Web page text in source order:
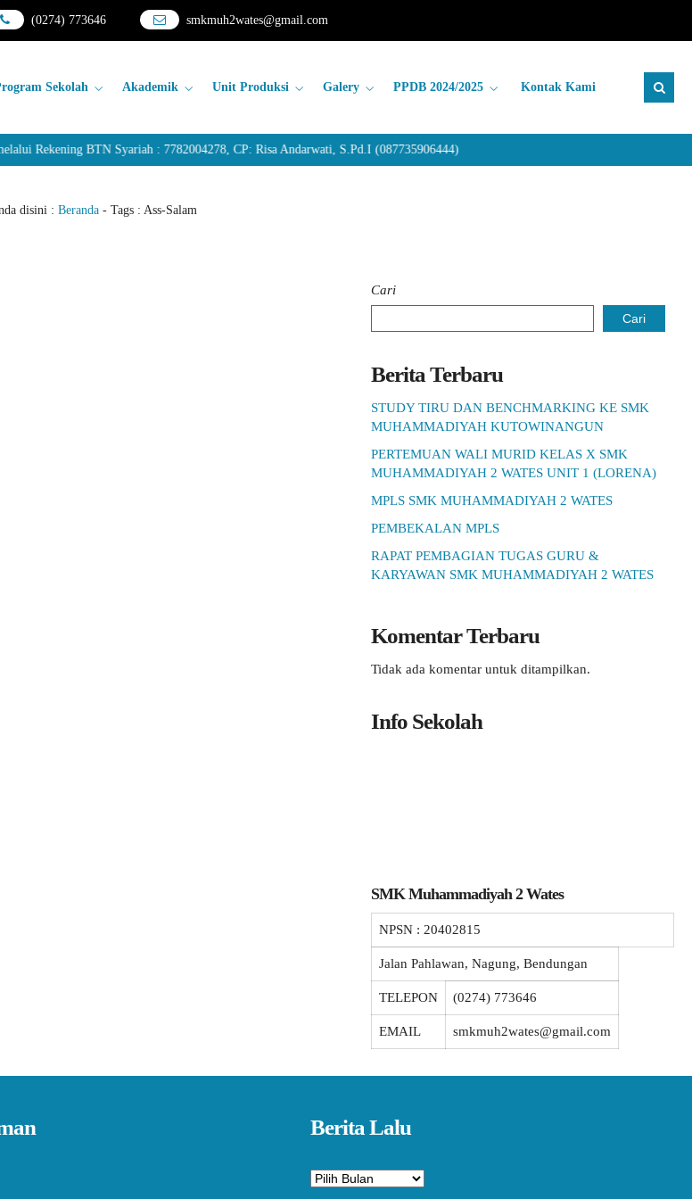
(0274) 773646 smkmuh2wates@gmail.com
Sekolah Akademik Unit Produksi Galery PPDB 2024/2025 Kontak Kami
Rekening BTN Syariah : 7782004278, CP: Risa Andarwati, S.Pd.I (087735906444)
disini : Beranda- Tags : Ass-Salam
Cari
Cari
Berita Terbaru
STUDY TIRU DAN BENCHMARKING KE SMK
MUHAMMADIYAH KUTOWINANGUN
PERTEMUAN WALI MURID KELAS X SMK
MUHAMMADIYAH 2 WATES UNIT 1 (LORENA)
MPLS SMK MUHAMMADIYAH 2 WATES
PEMBEKALAN MPLS
RAPAT PEMBAGIAN TUGAS GURU &
KARYAWAN SMK MUHAMMADIYAH 2 WATES
Komentar Terbaru
Tidak ada komentar untuk ditampilkan.
Info Sekolah
SMK Muhammadiyah 2 Wates
NPSN : 20402815
Jalan Pahlawan, Nagung, Bendungan
TELEPON (0274) 773646
EMAIL smkmuh2wates@gmail.com
Berita Lalu
Arsip